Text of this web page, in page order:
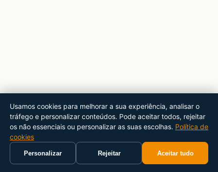
Usamos cookies para melhorar a sua experiência, analisar o
tráfego e personalizar conteúdos. Pode aceitar todos, rejeitar
os não essenciais ou personalizar as suas escolhas. Política de
cookies
Personalizar Rejeitar Aceitar tudo